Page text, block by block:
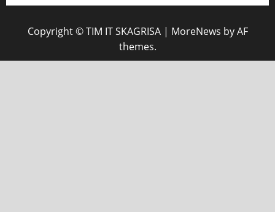
Copyright © TIM IT SKAGRISA | MoreNews by AF
themes.